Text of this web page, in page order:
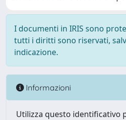
I documenti in IRIS sono
tutti i diritti sono riservati,
indicazione.
Informazioni
Utilizza questo identificativo